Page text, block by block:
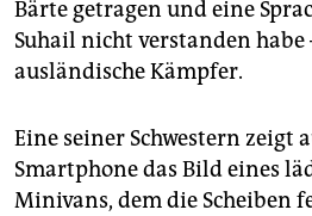
Bärte getragen und eine
Suhail nicht verstanden
ausländische Kämpfer.
Eine seiner Schwestern zeigt
Smartphone das Bild eines
Minivans, dem die Scheiben